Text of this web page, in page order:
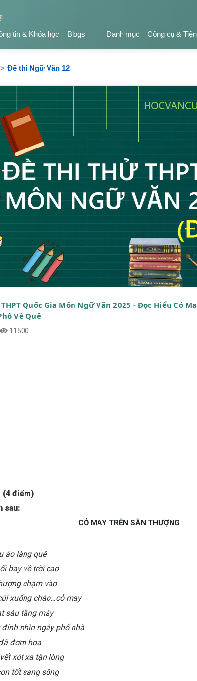
tin & Khóa học Blogs Danh mục Công cụ &
Đề thi Ngữ Văn 12
Quốc Gia Môn Ngữ Văn 2025 - Đọc Hiểu Cỏ
Về Quê
11500
(4 điểm)
sau:
CỎ MAY TRÊN SÂN THƯỢNG
áo làng quê
bay về trời cao
chạm vào
xuống chào…cỏ may
sáu tầng mây
đỉnh nhìn ngây phố nhà
đơm hoa
xót xa tận lòng
tốt sang sông